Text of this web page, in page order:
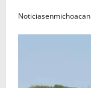
Noticiasenmichoacan